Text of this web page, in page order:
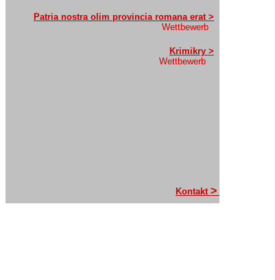
Patria nostra olim provincia romana erat>
Wettbewerb
Krimikry >
Wettbewerb
Kontakt >